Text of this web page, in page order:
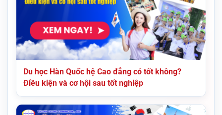
Du học Hàn Quốc hệ Cao đẳng có tốt không?
Điều kiện và cơ hội sau tốt nghiệp